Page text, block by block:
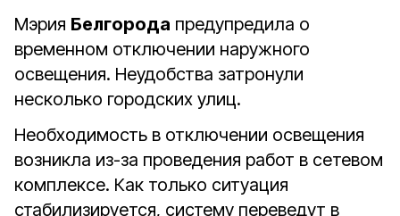
Мэрия Белгорода предупредила о
временном отключении наружного
освещения. Неудобства затронули
несколько городских улиц.
Необходимость в отключении освещения
возникла из-за проведения работ в сетевом
комплексе. Как только ситуация
стабилизируется, систему переведут в